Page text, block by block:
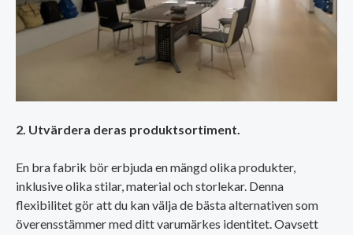
2. Utvärdera deras produktsortiment.
En bra fabrik bör erbjuda en mängd olika produkter,
inklusive olika stilar, material och storlekar. Denna
flexibilitet gör att du kan välja de bästa alternativen som
överensstämmer med ditt varumärkes identitet. Oavsett